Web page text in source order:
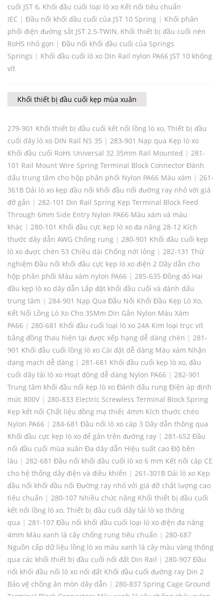
cuối JST 6, Khối đầu cuối loại lò xo Kết nối tiêu chuẩn
IEC | Đầu nối khối đầu cuối của JST 10 Spring | Khối phân
phối điện đường sắt JST 2.5-TWIN, Khối thiết bị đầu cuối nén
RoHS nhỏ gọn | Đầu nối khối đầu cuối của Springs
Springs | Khối đầu cuối lò xo Din Rail nylon PA66 JST 10 không
vít
Khối thiết bị đầu cuối kẹp mùa xuân
279-901 Khối thiết bị đầu cuối kết nối lồng lò xo, Thiết bị đầu
cuối dây lò xo DIN Rail NS 35 | 283-901 Nạp qua Kẹp lò xo
Khối đầu cuối RoHs Universal 32 35mm Rail Mounted | 281-
101 Rail Mount Wire Spring Terminal Block Connector Đánh
dấu trung tâm cho hộp phân phối Nylon PA66 Màu xám | 261-
361B Dải lò xo kẹp đầu nối khối đầu nối đường ray nhỏ với giá
đỡ gắn | 282-101 Din Rail Spring Kẹp Terminal Block Feed
Through 6mm Side Entry Nylon PA66 Màu xám và màu
khác | 280-101 Khối đầu cực kẹp lò xo đa năng 28-12 Kích
thước dây dẫn AWG Chống rung | 280-901 Khối đầu cuối kẹp
lò xo được chèn 53 Chiều dài Chống nới lỏng | 282-131 Thử
nghiệm Đầu nối khối đầu cực kẹp lò xo điện 2 Dây dẫn cho
hộp phân phối Màu xám nylon PA66 | 285-635 Đồng đỏ Hai
đầu kẹp lò xo dây dẫn Lắp đặt khối đầu cuối và đánh dấu
trung tâm | 284-901 Nạp Qua Đầu Nối Khối Đầu Kẹp Lò Xo,
Kết Nối Lồng Lò Xo Cho 35Mm Din Gắn Nylon Màu Xám
PA66 | 280-681 Khối đầu cuối loại lò xo 24A Kim loại trục vít
bằng đồng thau hiện tại được xếp hạng dễ dàng chèn | 281-
901 Khối đầu cuối lồng lò xo Cài đặt dễ dàng Màu xám Nhận
dạng mạch dễ dàng | 281-681 Khối đầu cuối kẹp lò xo, đầu
cuối dây tải lò xo Hoạt động dễ dàng Nylon PA66 | 282-901
Trung tâm khối đầu nối kẹp lò xo Đánh dấu rung Điện áp định
mức 800V | 280-833 Electric Screwless Terminal Block Spring
Kẹp kết nối Chất liệu đồng mạ thiếc 4mm Kích thước chéo
Nylon PA66 | 284-681 Đầu nối lò xo cáp 3 Dây dẫn thông qua
Khối đầu cực kẹp lò xo để gắn trên đường ray | 281-652 Đầu
nối đầu cuối mùa xuân Đa dây dẫn Hiệu suất cao Độ bền
lâu | 282-681 Đầu nối khối đầu cuối lò xo 6 mm Kết nối cáp CE
cho hệ thống dây điện và điều khiển | 261-301B Dải lò xo Kẹp
đầu nối khối đầu nối Đường ray nhỏ với giá đỡ chất lượng cao
tiêu chuẩn | 280-107 Nhiều chức năng Khối thiết bị đầu cuối
kết nối lồng lò xo, Thiết bị đầu cuối dây tải lò xo thông
qua | 281-107 Đầu nối khối đầu cuối loại lò xo điện đa năng
4mm Màu xanh lá cây chống rung tiêu chuẩn | 280-687
Nguồn cấp dữ liệu lồng lò xo màu xanh lá cây màu vàng thông
qua các khối thiết bị đầu cuối nối đất Din Rail | 280-907 Đầu
nối khối đầu nối lò xo nối đất Khối đầu cuối đường ray Din 2
Bảo vệ chống ăn mòn dây dẫn | 280-837 Spring Cage Ground